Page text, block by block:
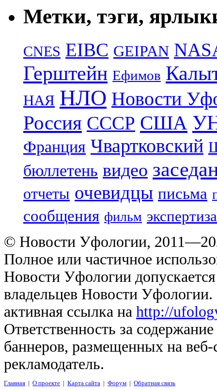
Метки, тэги,
CNES EIBC GEIPAN
Герштейн Ефимов
НАЯ НЛО Новости
Россия СССР США
Франция Чвартковский
бюллетень видео
отчеты очевидцы письма
сообщения фильм экспертиза
© Новости Уфологии,
Полное или частичное
Новости Уфологии
владельцев Новости
активная ссылка на http://
Ответственность за
баннеров, размещенных на
рекламодатель.
Главная | О проекте | Карта сайта | Форум | Обратная связь